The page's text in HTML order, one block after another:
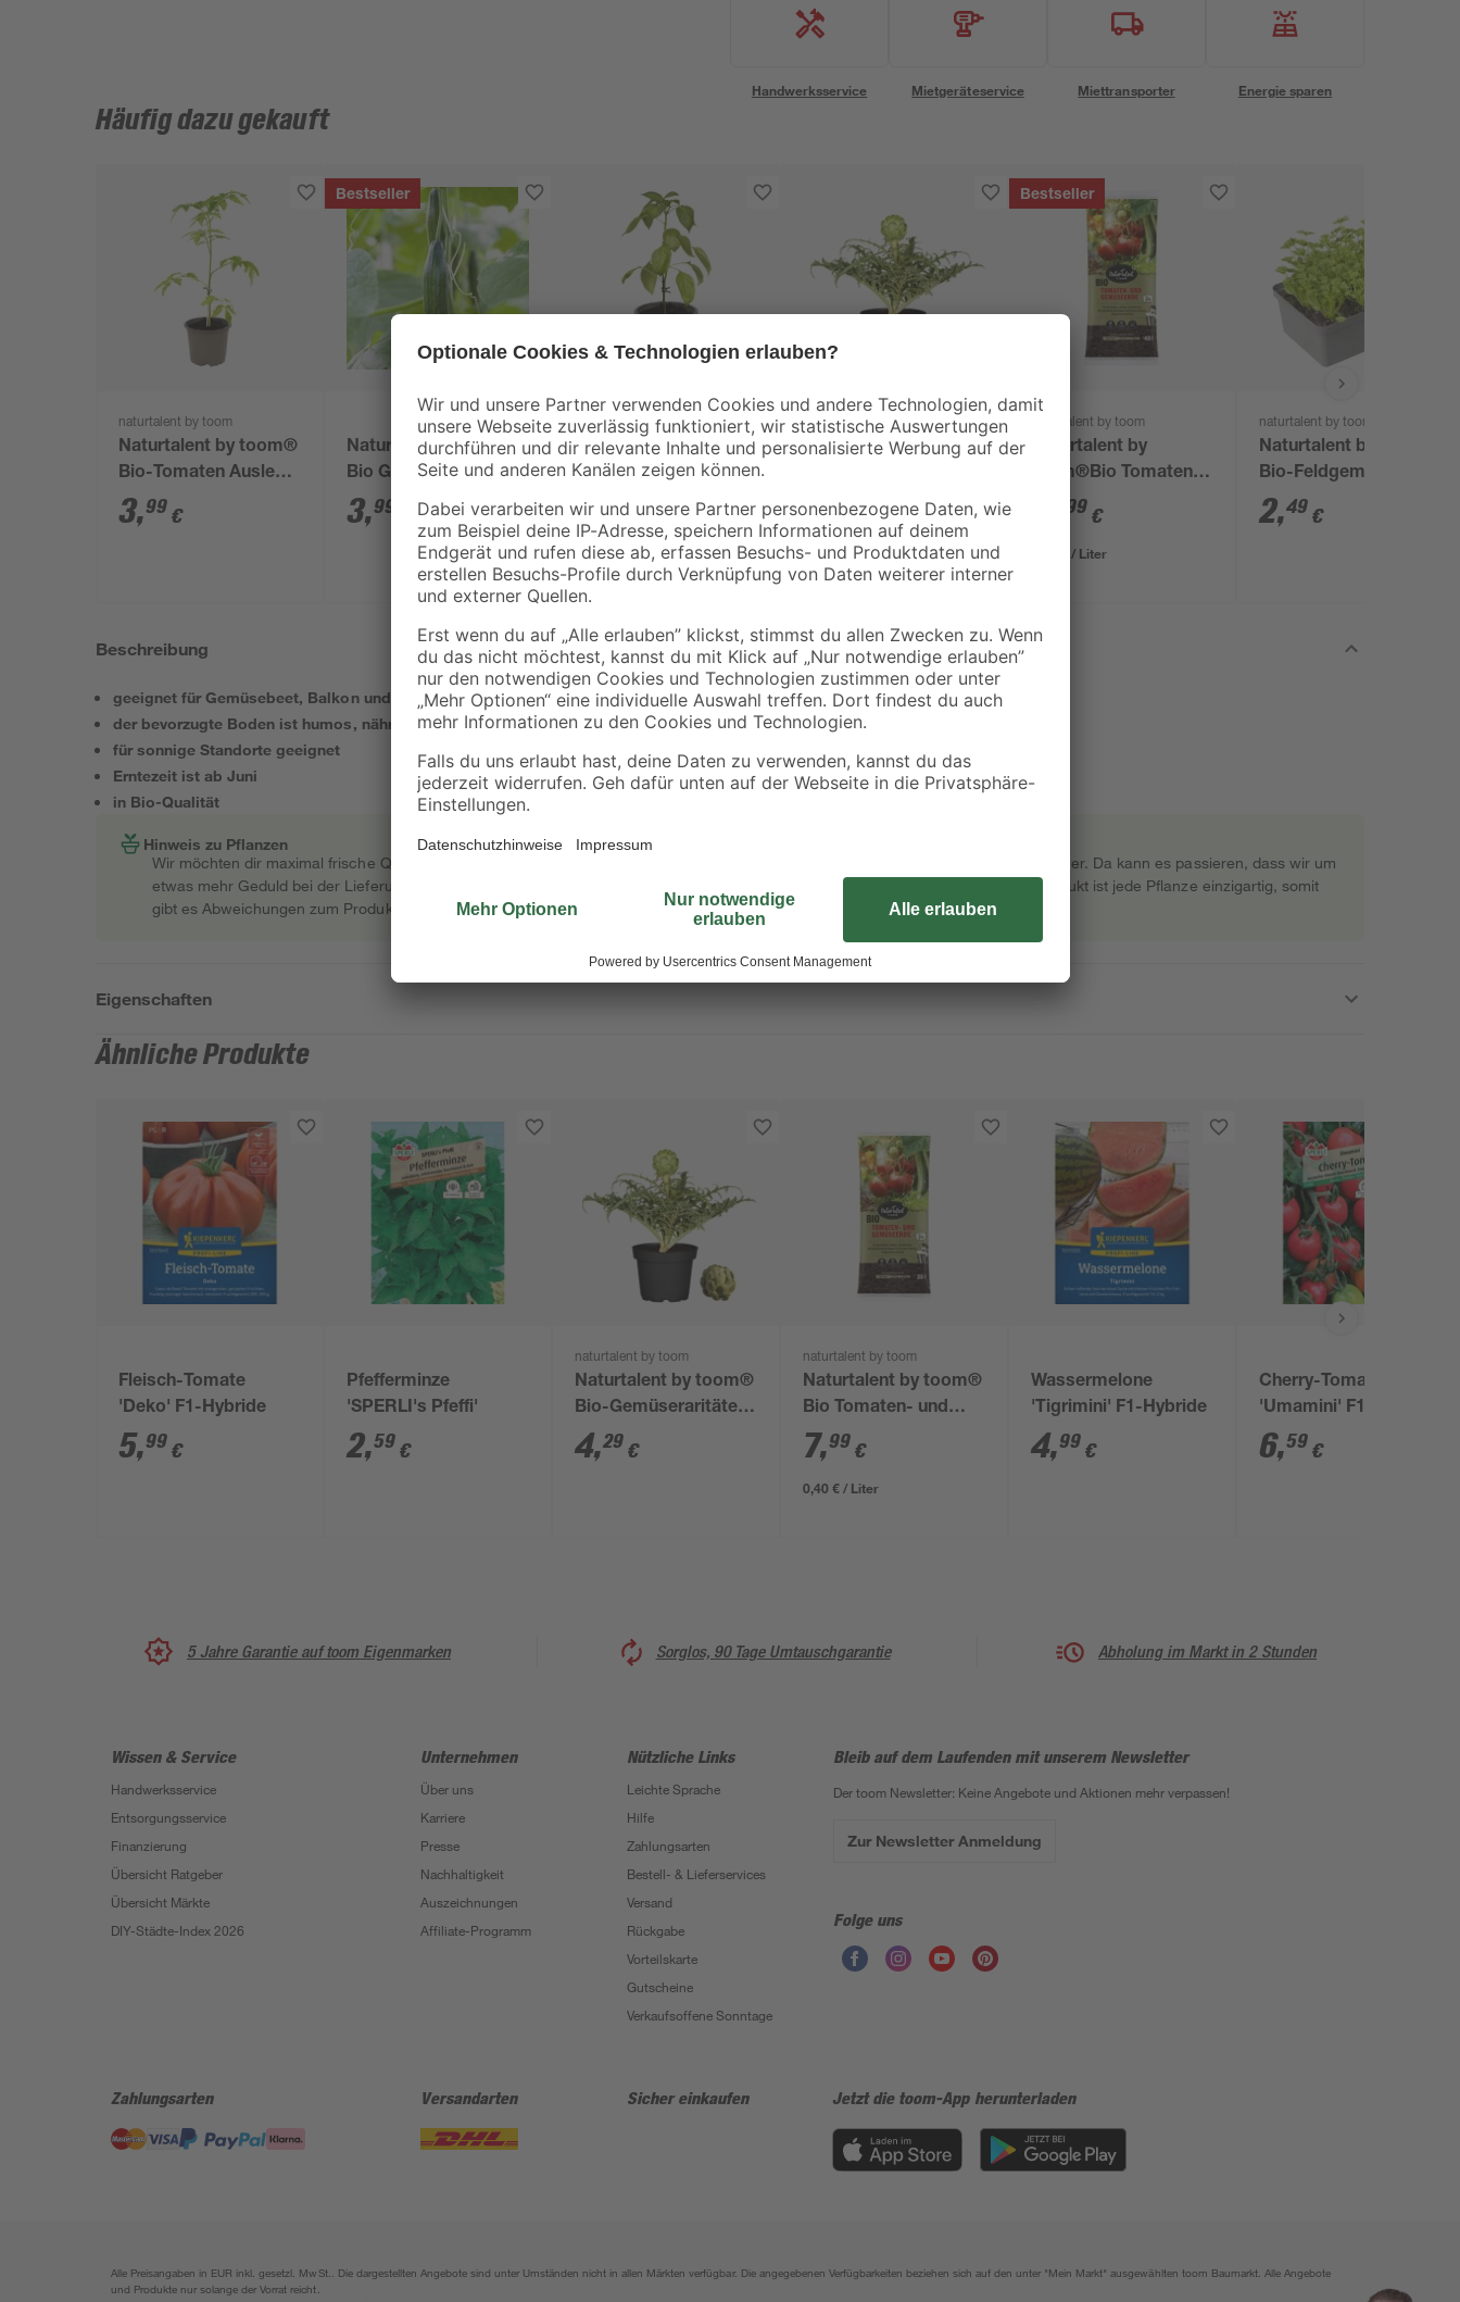
Handwerksservice Mietgeräteservice Miettransporter Energie sparen
Häufig dazu gekauft
naturtalent by toom
Naturtalent by toom®
Bio-Tomaten Auslese,
verschiedene Sorten
13 cm Topf
3,99 €
Bestseller
Naturtalent by toom®
Bio Gurken
verschiedene Sorten,
13 cm Topf
3,99
naturtalent by toom
Naturtalent by toom®
Bio-Mediterrane
Auslese,
verschiedene Sorten
13 cm Topf
3,99€
naturtalent by toom
Naturtalent by toom®
verschiedene Sorten
12 cm Topf
4,29€
Bestseller
naturtalent by toom
Naturtalent by
toom®Bio Tomaten-
und Gemüseerde 40l
99 €
0,30 € / Liter
naturtalent by toom
Naturtalent by toom®
Bio-Feldgemüse-Mix
6er-Schale
2,49 €
Beschreibung
geeignet für Gemüsebeet, Balkon und Terrasse
der bevorzugte Boden ist humos, nährstoffreich, Kompost, Gemüseerde und Tomatenerde
für sonnige Standorte geeignet
Erntezeit ist ab Juni
in Bio-Qualität
Hinweis zu Pflanzen
Wir möchten dir maximal frische Qualität garantieren. Deswegen ordern wir deine Pflanze erst nach der Bestellung direkt beim Gärtner. Da kann es passieren, dass wir um
etwas mehr Geduld bei der Lieferung bitten müssen. So kannst du dich über eine frische und gesunde Pflanze freuen! Als Naturprodukt ist jede Pflanze einzigartig, somit
gibt es Abweichungen zum Produktfoto.
Eigenschaften
Ähnliche Produkte
Fleisch-Tomate
'Deko' F1-Hybride
5,99 €
Pfefferminze
'SPERLI's Pfeffi'
2,59 €
naturtalent by toom
Naturtalent by toom®
Bio-Gemüseraritäten
verschiedene Sorten
12 cm Topf
4,29 €
naturtalent by toom
Naturtalent by toom®
Bio Tomaten- und
Gemüseerde 20 l
7,99 €
0,40 € / Liter
Wassermelone
'Tigrimini' F1-Hybride
4,99 €
Cherry-Tomate
'Umamini' F1-Hybride
6,59 €
5 Jahre Garantie auf toom Eigenmarken Sorglos, 90 Tage Umtauschgarantie Abholung im Markt in 2 Stunden
Wissen & Service
Handwerksservice
Entsorgungsservice
Finanzierung
Übersicht Ratgeber
Übersicht Märkte
DIY-Städte-Index 2026
Unternehmen
Über uns
Karriere
Presse
Nachhaltigkeit
Auszeichnungen
Affiliate-Programm
Nützliche Links
Leichte Sprache
Hilfe
Zahlungsarten
Bestell- & Lieferservices
Versand
Rückgabe
Vorteilskarte
Gutscheine
Verkaufsoffene Sonntage
Bleib auf dem Laufenden mit unserem Newsletter
Der toom Newsletter: Keine Angebote und Aktionen mehr verpassen!
Zur Newsletter Anmeldung
Folge uns
Zahlungsarten Versandarten Sicher einkaufen Jetzt die toom-App herunterladen
Alle Preisangaben in EUR inkl. gesetzl. MwSt.. Die dargestellten Angebote sind unter Umständen nicht in allen Märkten verfügbar. Die angegebenen Verfügbarkeiten beziehen sich auf den unter "Mein Markt" ausgewählten toom Baumarkt. Alle Angebote
und Produkte nur solange der Vorrat reicht.